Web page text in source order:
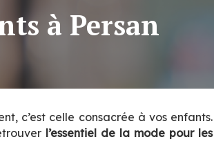
à Persan
c’est celle consacrée à vos enfants.
l’essentiel de la mode pour les